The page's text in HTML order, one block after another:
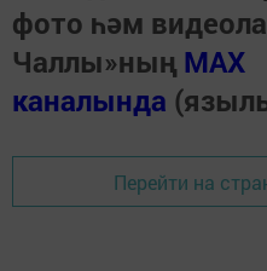
фото һәм
Чаллы»ның MAX
каналында
Перейти на